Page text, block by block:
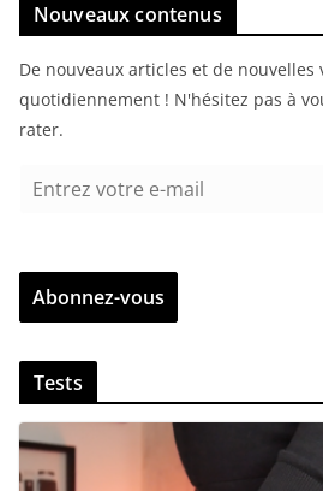
Nouveaux contenus
De nouveaux articles et de
quotidiennement ! N'hésitez pas à
rater.
r
z
v
t
r
e
Abonnez-vous
Tests